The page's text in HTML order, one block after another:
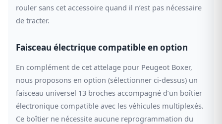
rouler sans cet accessoire quand il n’est pas nécessaire
de tracter.
Faisceau électrique compatible en option
En complément de cet attelage pour Peugeot Boxer,
nous proposons en option (sélectionner ci-dessus) un
faisceau universel 13 broches accompagné d’un boîtier
électronique compatible avec les véhicules multiplexés.
Ce boîtier ne nécessite aucune reprogrammation du